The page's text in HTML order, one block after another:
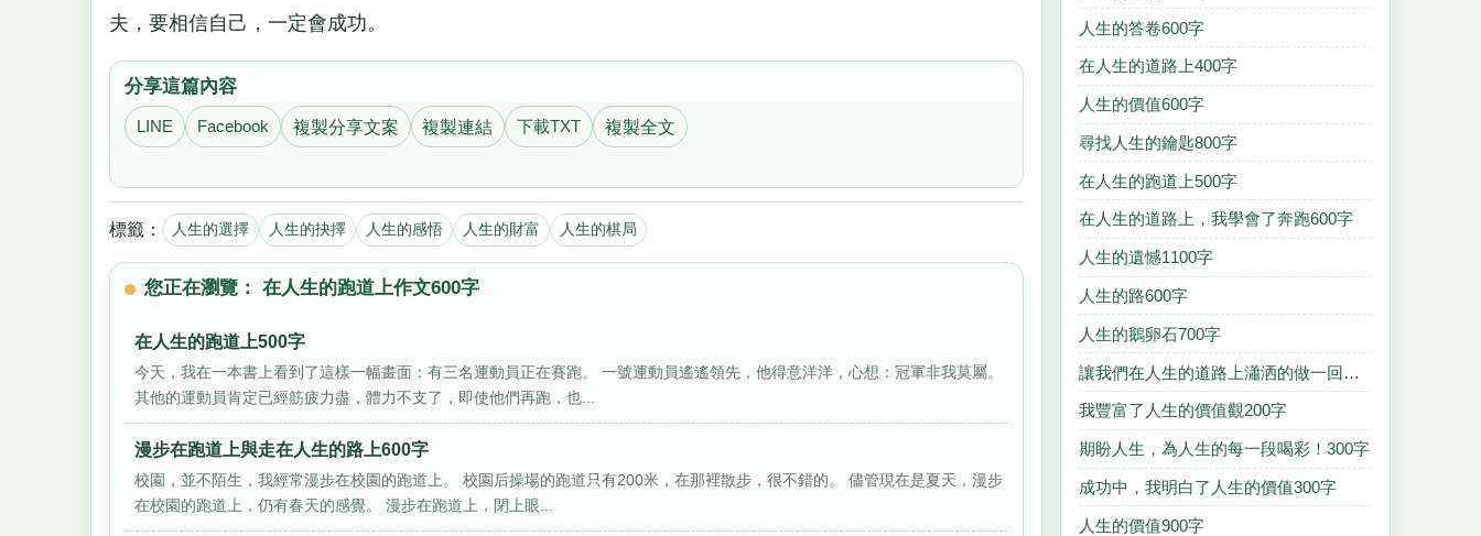
夫，要相信自己，一定會成功。
分享這篇內容
LINE Facebook 複製分享文案 複製連結 下載TXT 複製全文
標籤： 人生的選擇 人生的抉擇 人生的感悟 人生的財富 人生的棋局
您正在瀏覽： 在人生的跑道上作文600字
在人生的跑道上500字
今天，我在一本書上看到了這樣一幅畫面：有三名運動員正在賽跑。 一號運動員遙遙領先，他得意洋洋，心想：冠軍非我莫屬。
其他的運動員肯定已經筋疲力盡，體力不支了，即使他們再跑，也...
漫步在跑道上與走在人生的路上600字
校園，並不陌生，我經常漫步在校園的跑道上。 校園后操場的跑道只有200米，在那裡散步，很不錯的。 儘管現在是夏天，漫步
在校園的跑道上，仍有春天的感覺。 漫步在跑道上，閉上眼...
人生的答卷600字
在人生的道路上400字
人生的價值600字
尋找人生的鑰匙800字
在人生的跑道上500字
在人生的道路上，我學會了奔跑600字
人生的遺憾1100字
人生的路600字
人生的鵝卵石700字
讓我們在人生的道路上瀟洒的做一回吧！700字
我豐富了人生的價值觀200字
期盼人生，為人生的每一段喝彩！300字
成功中，我明白了人生的價值300字
人生的價值900字